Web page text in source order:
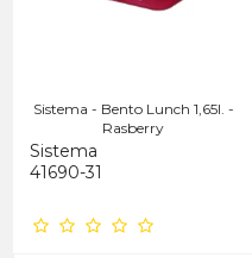
Sistema - Bento Lunch 1,65l. -
Rasberry
Sistema
41690-31